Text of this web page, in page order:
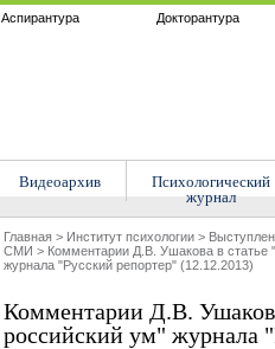
Аспирантура Докторантура
Видеоархив
Психологический
журнал
Главная > Институт психологии >
СМИ > Комментарии Д.В. Ушакова в статье
журнала "Русский репортер" (12.12.2013)
Комментарии Д.В.
российский ум" журнала